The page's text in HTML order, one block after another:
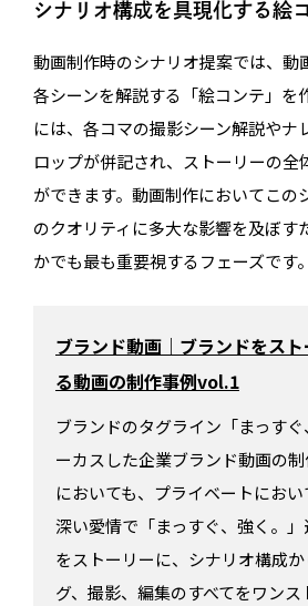
シナリオ構成を具現化する絵
動画制作時のシナリオ提案では、動
各シーンを解説する「絵コンテ」を
には、各コマの撮影シーン解説やナ
ロップが併記され、ストーリーの全
ができます。動画制作においてこの
のクオリティに多大な影響を及ぼす
かでも最も重要視するフェーズです。
ブランド動画｜ブランドをス
る動画の制作事例vol.1
ブランドのタグライン「まっす
ーカスした企業ブランド動画の
においても、プライベートにお
深い愛情で「まっすぐ、強く。
をストーリーに、シナリオ構成
グ、撮影、編集のすべてをワン